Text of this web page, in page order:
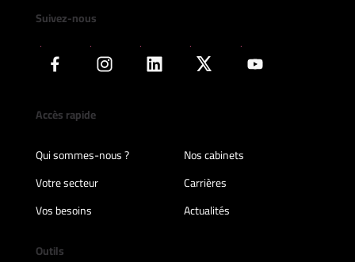
Suivez-nous
Accès rapide
Qui sommes-nous ?
Nos cabinets
Votre secteur
Carrières
Vos besoins
Actualités
Outils